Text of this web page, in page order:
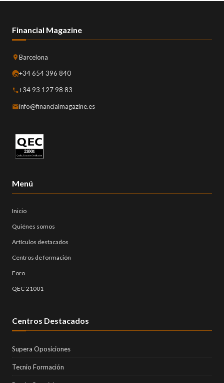
Financial Magazine
Barcelona
+34 654 396 840
+34 93 127 98 83
info@financialmagazine.es
Menú
Inicio
Quiénes somos
Artículos destacados
Centros de formación
Foro
QEC-21001
Centros Destacados
Supera Oposiciones
Tecnio Formación